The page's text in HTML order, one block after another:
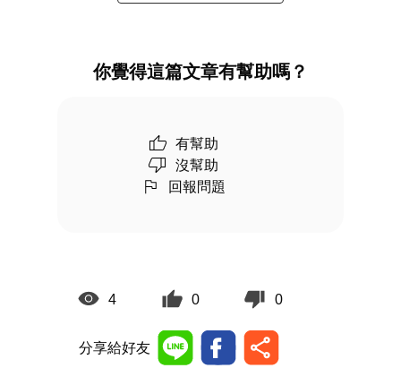
你覺得這篇文章有幫助嗎？
有幫助
沒幫助
回報問題
4 0 0
分享給好友